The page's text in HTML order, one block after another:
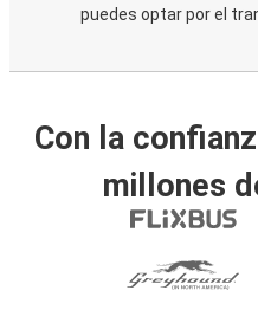
puedes optar por el
Con la
millones